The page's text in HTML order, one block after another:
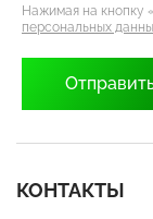
Нажимая на кнопку
персональных
КОНТАКТЫ